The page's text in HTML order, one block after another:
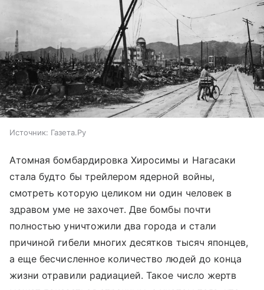
Источник: Газета.Ру
Атомная бомбардировка Хиросимы и Нагасаки
стала будто бы трейлером ядерной войны,
смотреть которую целиком ни один человек в
здравом уме не захочет. Две бомбы почти
полностью уничтожили два города и стали
причиной гибели многих десятков тысяч японцев,
а еще бесчисленное количество людей до конца
жизни отравили радиацией. Такое число жертв